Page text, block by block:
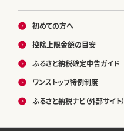
初めての方へ
控除上限金額の目安
ふるさと納税確定申告ガイド
ワンストップ特例制度
ふるさと納税ナビ（外部サイト）